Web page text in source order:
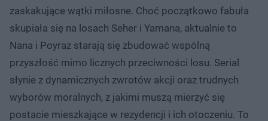
zaskakujące wątki miłosne. Choć początkowo fabuła
skupiała się na losach Seher i Yamana, aktualnie to
Nana i Poyraz starają się zbudować wspólną
przyszłość mimo licznych przeciwności losu. Serial
słynie z dynamicznych zwrotów akcji oraz trudnych
wyborów moralnych, z jakimi muszą mierzyć się
postacie mieszkające w rezydencji i ich otoczeniu. To